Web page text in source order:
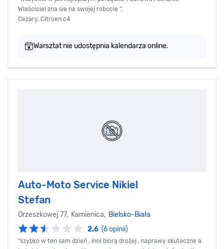
Wlaściciel zna sie na swojej robocie ",
Cezary, Citroen c4
Warsztat nie udostępnia kalendarza online.
Auto-Moto Service Nikiel
Stefan
Orzeszkowej 77, Kamienica, Bielsko-Biała
2.6 (6 opinii)
"szybko w ten sam dzień , inni biorą drożej , naprawy skuteczne a